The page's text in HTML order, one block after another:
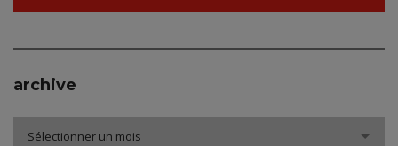
archive
Sélectionner un mois